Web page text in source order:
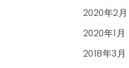
2020年2月
2020年1月
2018年3月